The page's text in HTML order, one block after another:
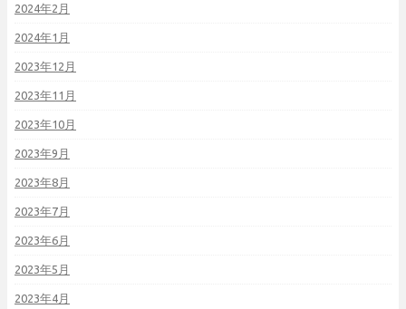
2024年2月
2024年1月
2023年12月
2023年11月
2023年10月
2023年9月
2023年8月
2023年7月
2023年6月
2023年5月
2023年4月